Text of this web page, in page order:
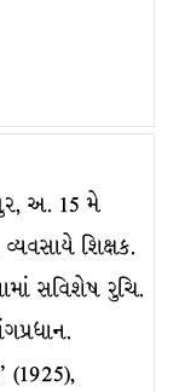
અ. 15 મે
શિક્ષક.
સવિશેષ રુચિ.
(1925),